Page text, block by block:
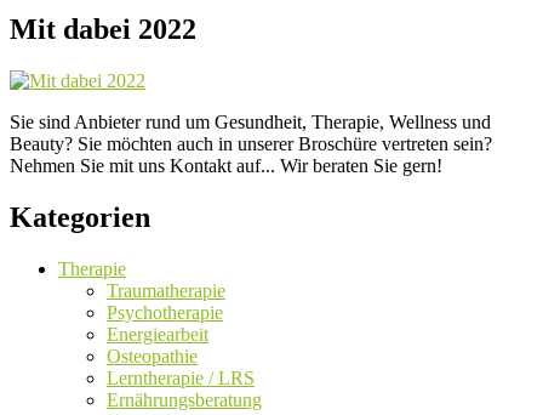
Mit dabei 2022
Sie sind Anbieter rund um Gesundheit, Therapie, Wellness und
Beauty? Sie möchten auch in unserer Broschüre vertreten sein?
Nehmen Sie mit uns Kontakt auf... Wir beraten Sie gern!
Kategorien
Therapie
Traumatherapie
Psychotherapie
Energiearbeit
Osteopathie
Lerntherapie / LRS
Ernährungsberatung